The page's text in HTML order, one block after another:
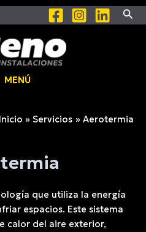
MENÚ
Inicio Servicios Aerotermia
que utiliza la energía
espacios. Este sistema
calor del aire exterior,